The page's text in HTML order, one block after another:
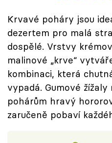
Přihlášení
Sledujte nás
Krvavé poháry jsou
dezertem pro malá
dospělé. Vrstvy
malinové „krve“
kombinaci, která
vypadá. Gumové
pohárům hravý
zaručeně pobaví